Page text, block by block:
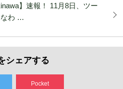
】速報！ 11月8日、ツー
なわ …
シェアする
Pocket